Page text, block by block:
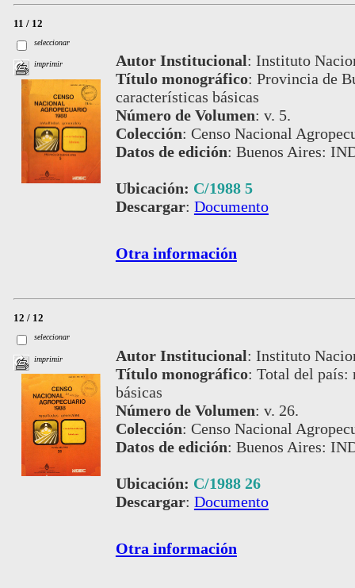
11 / 12
seleccionar
imprimir Autor Institucional: Instituto
Título monográfico: Provincia de
características básicas
Número de Volumen: v. 5.
Colección: Censo Nacional
Datos de edición: Buenos Aires:
Ubicación: C/1988 5
Descargar: Documento
Otra información
12 / 12
seleccionar
imprimir Autor Institucional: Instituto
Título monográfico: Total del país:
básicas
Número de Volumen: v. 26.
Colección: Censo Nacional
Datos de edición: Buenos Aires:
Ubicación: C/1988 26
Descargar: Documento
Otra información